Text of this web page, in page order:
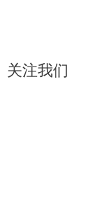
关注我们